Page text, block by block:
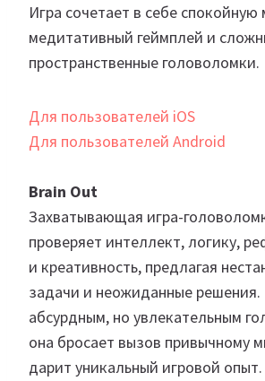
Игра сочетает в себе спокойную
медитативный геймплей и
пространственные головоломки.
Для пользователей iOS
Для пользователей Android
Brain Out
Захватывающая игра-
проверяет интеллект, логику,
и креативность, предлагая
задачи и неожиданные решения.
абсурдным, но увлекательным
она бросает вызов привычному
дарит уникальный игровой опыт.